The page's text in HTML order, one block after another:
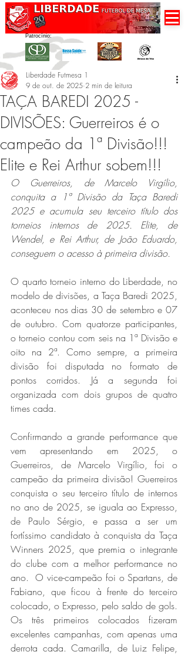
Patrocínio:
TAÇA BAREDI 2025 -
DIVISÕES: Guerreiros é o
campeão da 1ª Divisão!!!
Elite e Rei Arthur sobem!!!
Liberdade Futmesa 1
9 de out. de 2025 2 min de leitura
O Guerreiros, de Marcelo Virgílio,
conquita a 1ª Divisão da Taça Baredi
2025 e acumula seu terceiro título dos
torneios internos de 2025. Elite, de
Wendel, e Rei Arthur, de João Eduardo,
conseguem o acesso à primeira divisão.
O quarto torneio interno do Liberdade, no
modelo de divisões, a Taça Baredi 2025,
aconteceu nos dias 30 de setembro e 07
de outubro. Com quatorze participantes,
o torneio contou com seis na 1ª Divisão e
oito na 2ª. Como sempre, a primeira
divisão foi disputada no formato de
pontos corridos. Já a segunda foi
organizada com dois grupos de quatro
times cada.
Confirmando a grande performance que
vem apresentando em 2025, o
Guerreiros, de Marcelo Virgílio, foi o
campeão da primeira divisão! Guerreiros
conquista o seu terceiro título de internos
no ano de 2025, se iguala ao Expresso,
de Paulo Sérgio, e passa a ser um
fortíssimo candidato à conquista da Taça
Winners 2025, que premia o integrante
do clube com a melhor performance no
ano.  O vice-campeão foi o Spartans, de
Fabiano, que ficou à frente do terceiro
colocado, o Expresso, pelo saldo de gols.
Os três primeiros colocados fizeram
excelentes campanhas, com apenas uma
derrota cada. Camarilla, de Luiz Felipe,